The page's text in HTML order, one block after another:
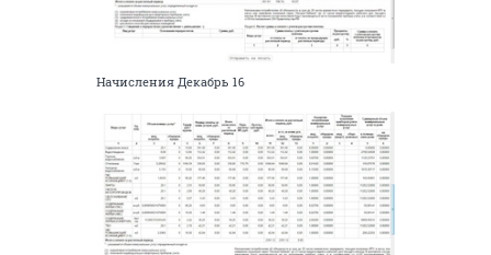
Начисления Декабрь 16